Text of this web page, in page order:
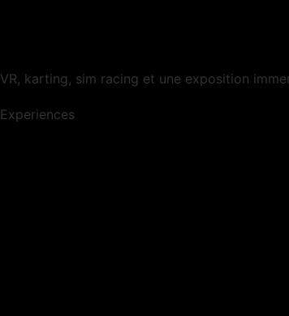
VR, karting, sim racing et une exposition
Experiences